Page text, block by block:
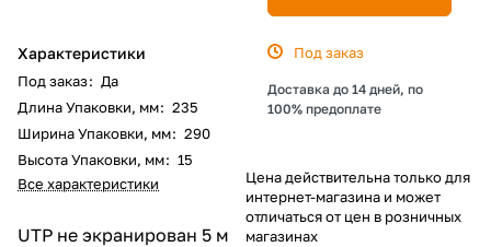
Характеристики
Под заказ: Да
Длина Упаковки, мм: 235
Ширина Упаковки, мм: 290
Высота Упаковки, мм: 15
Все характеристики
UTP не экранирован 5 м
Под заказ
Доставка до 14 дней, по
100% предоплате
Цена действительна только для
интернет-магазина и может
отличаться от цен в розничных
магазинах